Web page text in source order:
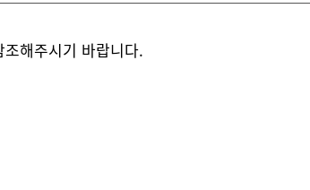
해주시기 바랍니다.